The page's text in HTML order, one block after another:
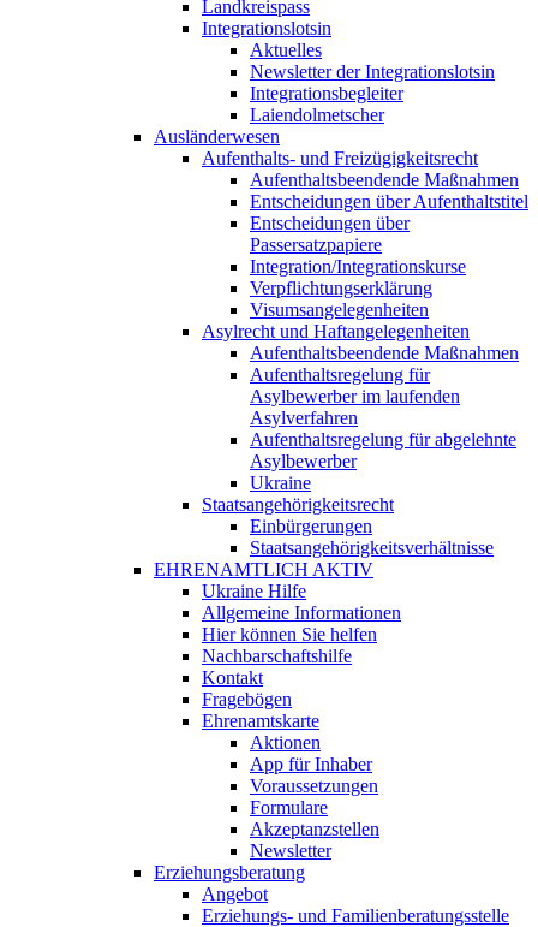
Landkreispass
Integrationslotsin
Aktuelles
Newsletter der Integrationslotsin
Integrationsbegleiter
Laiendolmetscher
Ausländerwesen
Aufenthalts- und Freizügigkeitsrecht
Aufenthaltsbeendende Maßnahmen
Entscheidungen über Aufenthaltstitel
Entscheidungen über
Passersatzpapiere
Integration/Integrationskurse
Verpflichtungserklärung
Visumsangelegenheiten
Asylrecht und Haftangelegenheiten
Aufenthaltsbeendende Maßnahmen
Aufenthaltsregelung für
Asylbewerber im laufenden
Asylverfahren
Aufenthaltsregelung für abgelehnte
Asylbewerber
Ukraine
Staatsangehörigkeitsrecht
Einbürgerungen
Staatsangehörigkeitsverhältnisse
EHRENAMTLICH AKTIV
Ukraine Hilfe
Allgemeine Informationen
Hier können Sie helfen
Nachbarschaftshilfe
Kontakt
Fragebögen
Ehrenamtskarte
Aktionen
App für Inhaber
Voraussetzungen
Formulare
Akzeptanzstellen
Newsletter
Erziehungsberatung
Angebot
Erziehungs- und Familienberatungsstelle